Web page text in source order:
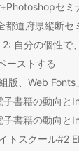
セミ
都道府県縦断
自分の個性で
ーストする
版、Web
書籍の動向と
書籍の動向と
トスクール#2